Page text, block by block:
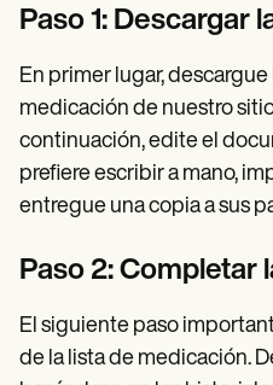
Paso 1: Descargar
En primer lugar,
medicación de nuestro
continuación, edite el
prefiere escribir a mano,
entregue una copia a sus
Paso 2: Completar
El siguiente paso
de la lista de medicación.